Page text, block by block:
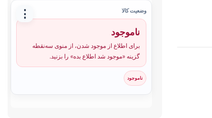
⋮ وضعیت کالا
ناموجود
برای اطلاع از موجود شدن، از منوی سه‌نقطه
گزینه «موجود شد اطلاع بده» را بزنید.
ناموجود